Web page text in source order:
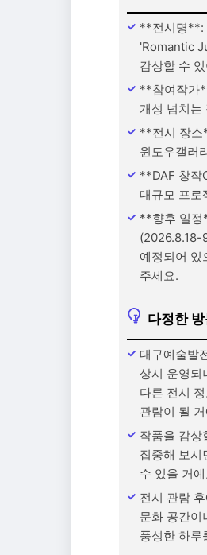
**전시명**:
'Romantic
감상할 수
**참여작가
개성 넘치는
**전시 장소
윈도우갤러
**DAF 창작
대규모 프로
**향후 일
(2026.8.18-
예정되어 있
주세요.
다정한
대구예술발
상시 운영되
다른 전시
관람이 될
작품을 감상
집중해 보시
수 있을 거
전시 관람
문화 공간이
풍성한 하루